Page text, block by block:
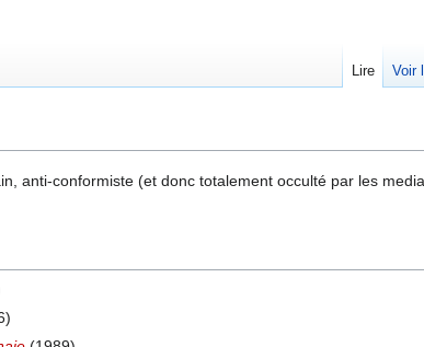
anti-conformiste (et donc totalement occulté par les
Lire Voir